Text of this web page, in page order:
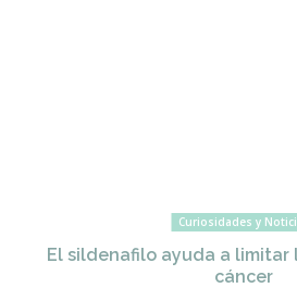
Curiosidades y
El sildenafilo ayuda a limitar
cáncer